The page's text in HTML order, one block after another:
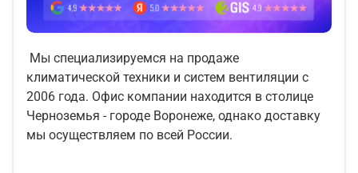
Мы специализируемся на продаже
климатической техники и систем вентиляции с
2006 года. Офис компании находится в столице
Черноземья - городе Воронеже, однако доставку
мы осуществляем по всей России.